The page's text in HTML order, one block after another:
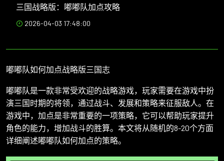
三国战略版：嘟嘟队加点攻略
2026-04-03 17:48:00
嘟嘟队如何加点战略版三国志
嘟嘟队是一款非常受欢迎的战略游戏，玩家需要在游戏中扮
演三国时期的将领，通过战斗、发展和策略来征服敌人。在
游戏中，加点是非常重要的一项策略，它可以帮助玩家提升
角色的能力，增加战斗的胜算。本文将从随机的8-20个方面
详细阐述嘟嘟队如何加点的策略。